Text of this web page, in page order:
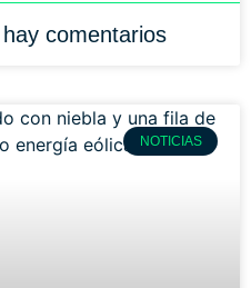
comentarios
NOTICIAS